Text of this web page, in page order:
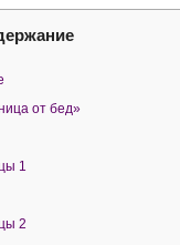
от бед»
1
2